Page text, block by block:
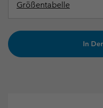
Größentabelle
In